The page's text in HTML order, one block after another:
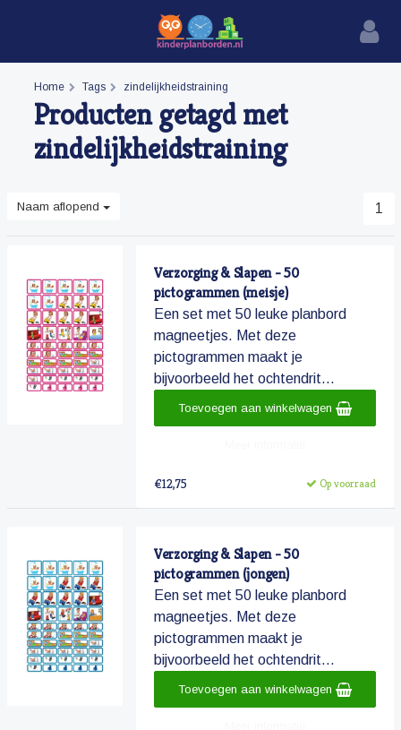
Home Tags zindelijkheidstraining
Producten getagd met
zindelijkheidstraining
Naam aflopend 1
Verzorging & Slapen - 50
pictogrammen (meisje)
Een set met 50 leuke planbord
magneetjes. Met deze
pictogrammen maakt je
bijvoorbeeld het ochtendrit...
€12,75 Op voorraad
Toevoegen aan winkelwagen
Verzorging & Slapen - 50
pictogrammen (jongen)
Een set met 50 leuke planbord
magneetjes. Met deze
pictogrammen maakt je
bijvoorbeeld het ochtendrit...
Toevoegen aan winkelwagen